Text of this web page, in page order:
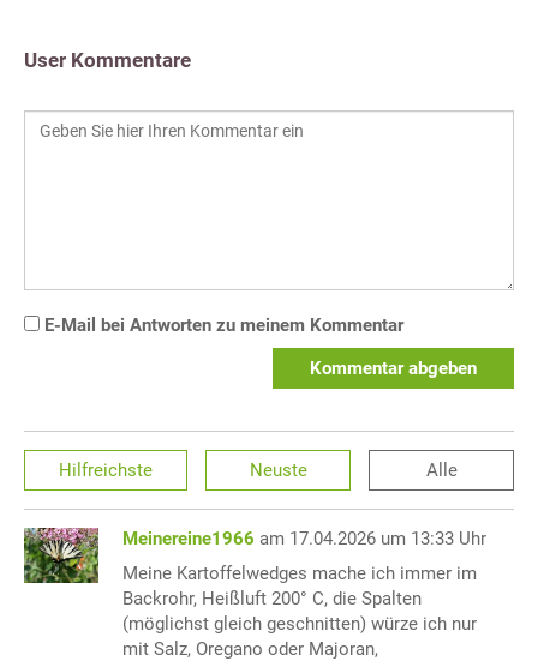
User Kommentare
E-Mail bei Antworten zu meinem Kommentar
Kommentar abgeben
Hilfreichste Neuste Alle
Meinereine1966 am 17.04.2026 um 13:33 Uhr
Meine Kartoffelwedges mache ich immer im
Backrohr, Heißluft 200° C, die Spalten
(möglichst gleich geschnitten) würze ich nur
mit Salz, Oregano oder Majoran,